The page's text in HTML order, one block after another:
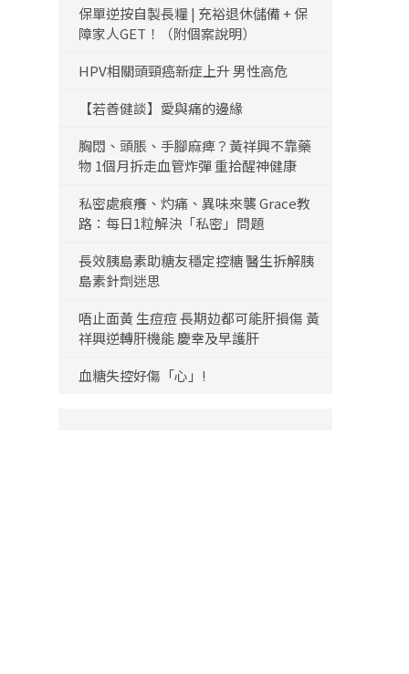
保單逆按自製長糧 | 充裕退休儲備 + 保
障家人GET！（附個案說明）
HPV相關頭頸癌新症上升 男性高危
【若善健談】愛與痛的邊緣
胸悶、頭脹、手腳麻痺？黃祥興不靠藥
物 1個月拆走血管炸彈 重拾醒神健康
私密處痕癢、灼痛、異味來襲 Grace教
路：每日1粒解決「私密」問題
長效胰島素助糖友穩定控糖 醫生拆解胰
島素針劑迷思
唔止面黃 生痘痘 長期攰都可能肝損傷 黃
祥興逆轉肝機能 慶幸及早護肝
血糖失控好傷「心」!